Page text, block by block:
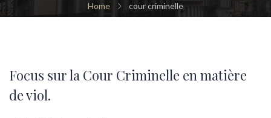
Home cour criminelle
Focus sur la Cour Criminelle en matière
de viol.